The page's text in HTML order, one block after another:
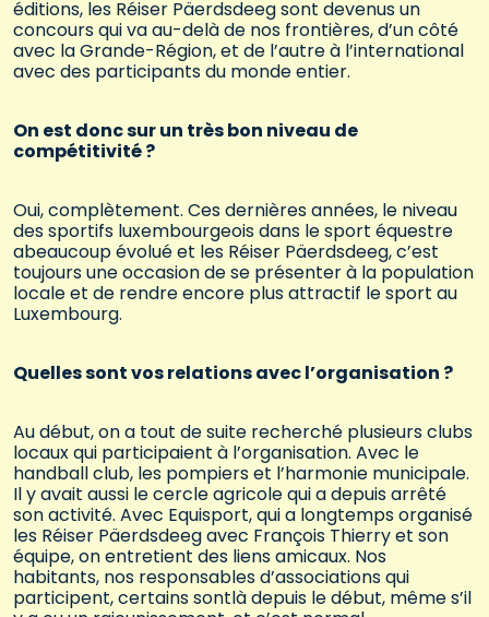
éditions, les Réiser Päerdsdeeg sont devenus un
concours qui va au-delà de nos frontières, d’un côté
avec la Grande-Région, et de l’autre à l’international
avec des participants du monde entier.
On est donc sur un très bon niveau de
compétitivité ?
Oui, complètement. Ces dernières années, le niveau
des sportifs luxembourgeois dans le sport équestre
abeaucoup évolué et les Réiser Päerdsdeeg, c’est
toujours une occasion de se présenter à la population
locale et de rendre encore plus attractif le sport au
Luxembourg.
Quelles sont vos relations avec l’organisation ?
Au début, on a tout de suite recherché plusieurs clubs
locaux qui participaient à l’organisation. Avec le
handball club, les pompiers et l’harmonie municipale.
Il y avait aussi le cercle agricole qui a depuis arrêté
son activité. Avec Equisport, qui a longtemps organisé
les Réiser Päerdsdeeg avec François Thierry et son
équipe, on entretient des liens amicaux. Nos
habitants, nos responsables d’associations qui
participent, certains sontlà depuis le début, même s’il